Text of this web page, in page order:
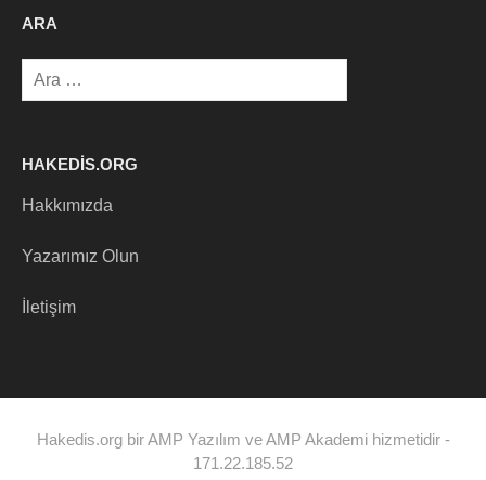
ARA
Arama:
HAKEDIS.ORG
Hakkımızda
Yazarımız Olun
İletişim
Hakedis.org bir AMP Yazılım ve AMP Akademi hizmetidir -
171.22.185.52